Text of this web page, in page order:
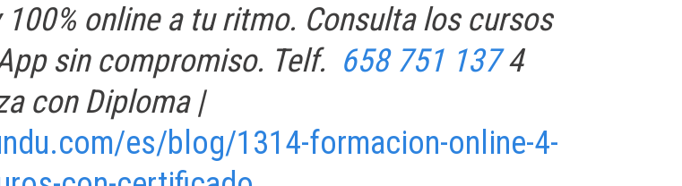
online a tu ritmo. Consulta los cursos
sin compromiso. Telf. 658 751 137 4
con Diploma |
es/blog/1314-formacion-online-4-